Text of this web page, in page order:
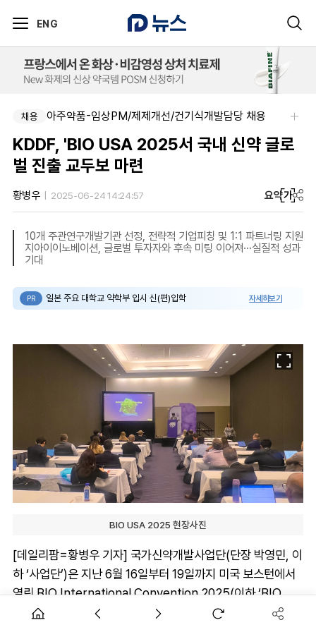
ENG
채용 아주약품-임상PM/제제개선/건기식개발담당 채용
KDDF, 'BIO USA 2025서 국내 신약 글로
벌 진출 교두보 마련
황병우 2025-06-24 14:24:57 요약가
10개 주관연구개발기관 선정, 전략적 기업피칭 및 1:1 파트너링 지원
지아이이노베이션, 글로벌 투자자와 후속 미팅 이어져···실질적 성과
기대
PR 일본 주요 대학교 약학부 입시 신(편)입학 자세히보기
BIO USA 2025 현장사진
[데일리팜=황병우 기자] 국가신약개발사업단(단장 박영민, 이
하 ‘사업단’)은 지난 6월 16일부터 19일까지 미국 보스턴에서
열린 BIO International Convention 2025(이하 ‘BIO
USA 2025’)에 주관연구개발기관의 기업 발표와 파트너링 참